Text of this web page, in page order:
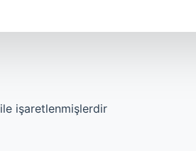
ile işaretlenmişlerdir